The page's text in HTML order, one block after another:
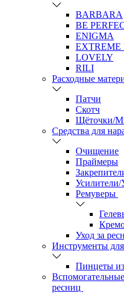
BARBARA
BE
ENIGMA
EXTREME
LOVELY
RILI
Расходные
Патчи
Скотч
Щёточки/
Средства для
Очищение
Праймеры
Усилители/
Ремуверы
Уход за
Инструменты
Пинцеты
ресниц